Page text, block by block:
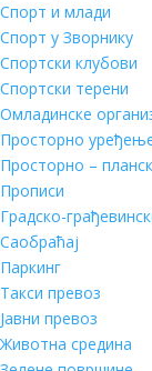
Спорт и млади
Спорт у Зворнику
Спортски клубови
Спортски терени
Омладинске
Просторно
Просторно –
Прописи
Градско-
Саобраћај
Паркинг
Такси превоз
Јавни превоз
Животна средина